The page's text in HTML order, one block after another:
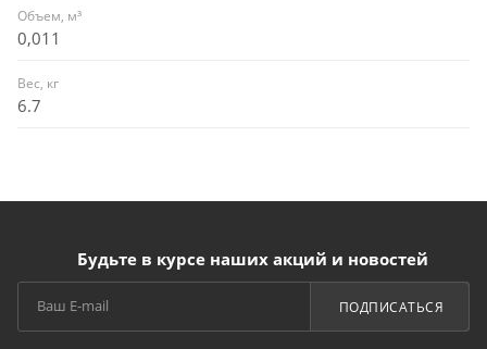
Объем, м³
0,011
Вес, кг
6.7
Будьте в курсе наших акций и новостей
ПОДПИСАТЬСЯ